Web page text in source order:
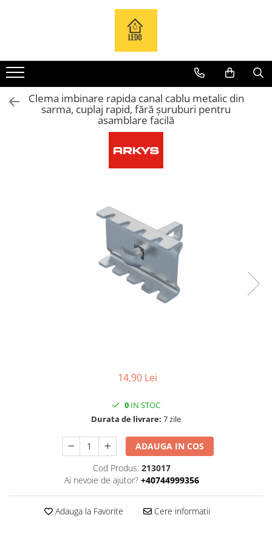
Becuri
Becuri LED
Tuburi LED
Accesorii tablouri electrice
Aparataj tablouri electrice
Accesorii lampi
Banda led si accesorii
Prelungitoare
Clema imbinare rapida canal cablu metalic din
sarma, cuplaj rapid, fără șuruburi pentru
asamblare facilă
14,90 Lei
0 IN STOC
Durata de livrare: 7 zile
ADAUGA IN COS
Cod Produs: 213017
Ai nevoie de ajutor? +40744999356
Adauga la Favorite Cere informatii